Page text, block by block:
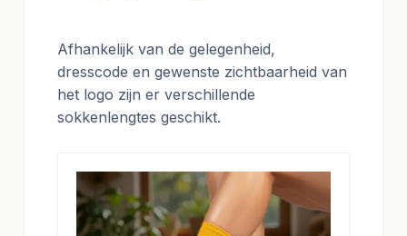
Afhankelijk van de gelegenheid,
dresscode en gewenste zichtbaarheid van
het logo zijn er verschillende
sokkenlengtes geschikt.